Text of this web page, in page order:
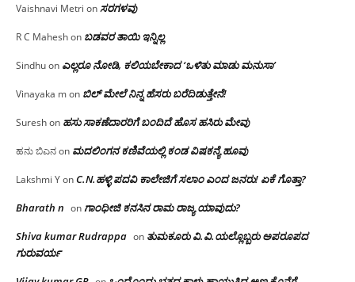
Vaishnavi Metri onಸರಗಳವು
R C Maheshon ಬಡವರ ತಾಯಿ ಇನ್ನಿಲ್ಲ
Sindhuon ಎಲ್ಲರೂ ನೋಡಿ, ಕಲಿಯಬೇಕಾದ ‘ಒಳಿತು ಮಾಡು ಮನುಸಾ’
Vinayaka mon ಬಿಲ್ ಮೇಲೆ ನಿನ್ನ ಹೆಸರು ಬರೆದಿಡುತ್ತೇನೆ!
Sureshon ಹಸು ಸಾಕಣೆದಾರರಿಗೆ ಬಂದಿದೆ ಹೊಸ ಹಸಿರು ಮೇವು
ಹನು ಬಿಎನon ಮದಲಿಂಗನ ಕಣಿವೆಯಲ್ಲಿ ಕಂಡ ವಿಷಕನ್ಯೆ ಹೂವು
Lakshmi YonC.N.ಹಳ್ಳಿ ಪದವಿ ಕಾಲೇಜಿಗೆ ಸಲಾಂ‌ ಎಂದ ಜನರು! ಏಕೆ ಗೊತ್ತಾ?
Bharath n onಗಾಂಧೀಜಿ ಕನಸಿನ ರಾಮ ರಾಜ್ಯ ಯಾವುದು?
Shiva kumar Rudrappa on ತುಮಕೂರು‌ ವಿ.ವಿ.ಯಲ್ಲೊಬ್ಬರು ಅಪರೂಪದ
ಗುರುವರ್ಯ